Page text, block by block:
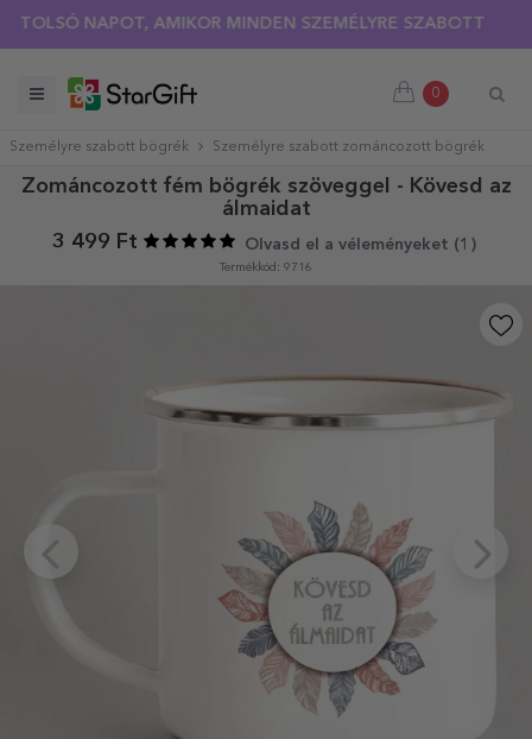
NAPOT, AMIKOR MINDEN SZEMÉLYRE SZABOTT PÓLÓRA
0
Személyre szabott bögrék Személyre szabott zománcozott bögrék
Zománcozott fém bögrék szöveggel - Kövesd az
álmaidat
3 499 Ft
Olvasd el a véleményeket (1 )
Termékkód: 9716